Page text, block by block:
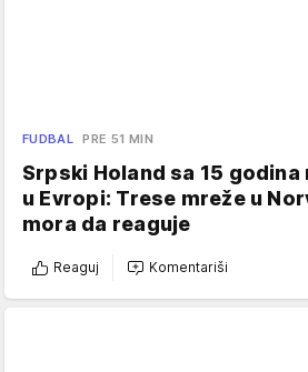
FUDBAL PRE 51 MIN
Srpski Holand sa 15
u Evropi: Trese mreže u
mora da reaguje
Reaguj Komentariši